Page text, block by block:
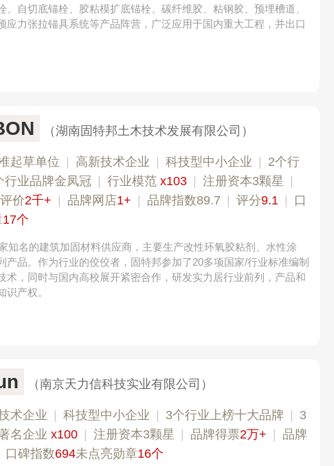
、自切底锚栓、胶粘模扩底锚栓、碳纤维胶、粘钢胶、预埋槽道、
应力张拉锚具系统等产品阵营，广泛应用于国内重大工程，并出口
（湖南固特邦土木技术发展有限公司）
起草单位 高新技术企业 科技型中小企业
2个行
行业品牌金凤冠 行业模范 x103 注册资本3颗星
价2千+ 品牌网店1+ 品牌指数89.7 评分9.1
口
17个
知名的建筑加固材料供应商，主要生产改性环氧胶粘剂、水性涂
产品。作为行业的佼佼者，固特邦参加了20多项国家/行业标准编制
术，同时与国内高校展开紧密合作，研发实力居行业前列，产品和
产权。
（南京天力信科技实业有限公司）
术企业 科技型中小企业 3个行业上榜十大品牌
3
名企业 x100 注册资本3颗星 品牌得票2万+
品牌
口碑指数694未点亮勋章16个